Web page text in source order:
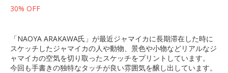
30% OFF
「NAOYA ARAKAWA氏」が最近ジャマイカに長期滞在した時に
スケッチしたジャマイカの人や動物、景色や小物などリアルなジ
ャマイカの空気を切り取ったスケッチをプリントしています。
今回も手書きの独特なタッチが良い雰囲気を醸し出しています。